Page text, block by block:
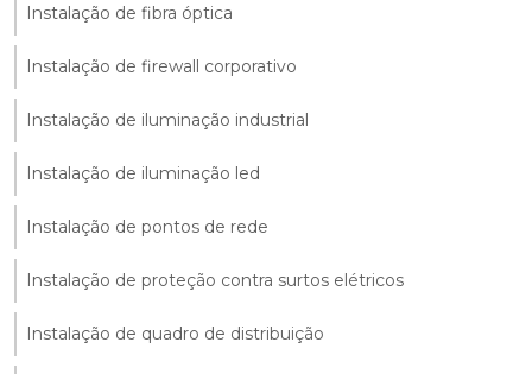
Instalação de fibra óptica
Instalação de firewall corporativo
Instalação de iluminação industrial
Instalação de iluminação led
Instalação de pontos de rede
Instalação de proteção contra surtos elétricos
Instalação de quadro de distribuição